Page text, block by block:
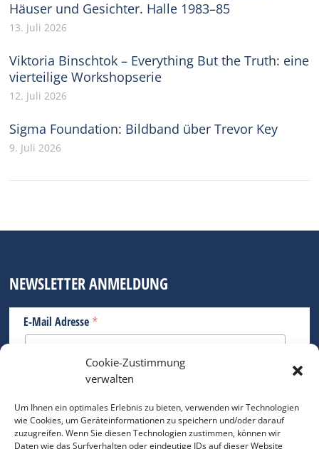
Cookie-Zustimmung
verwalten
Um Ihnen ein optimales Erlebnis zu bieten, verwenden wir Technologien
wie Cookies, um Geräteinformationen zu speichern und/oder darauf
zuzugreifen. Wenn Sie diesen Technologien zustimmen, können wir
Daten wie das Surfverhalten oder eindeutige IDs auf dieser Website
Häuser und Gesichter. Halle 1983–85
13. Juli 2026
Viktoria Binschtok – Everything But the Truth: eine
vierteilige Workshopserie
12. Juli 2026
Sigma Foundation: Bildband über Trevor Key
9. Juli 2026
NEWSLETTER ANMELDUNG
E-Mail Adresse *
Bitte geben Sie Ihre E-Mail Adresse ein.
*